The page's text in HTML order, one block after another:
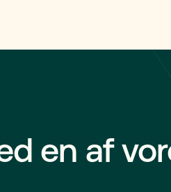
processen
og ulemper
en af